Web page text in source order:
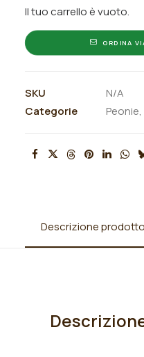
Il tuo carrello è vuoto.
ORDINA
SKU
N/A
Categorie
Peonie,
Descrizione prodotto